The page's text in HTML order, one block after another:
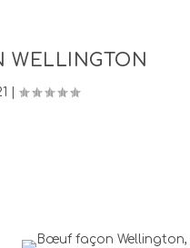
WELLINGTON